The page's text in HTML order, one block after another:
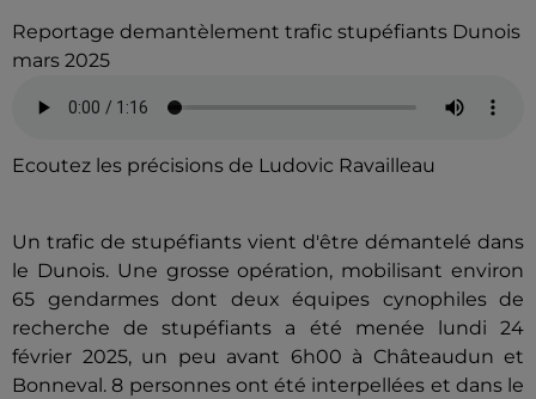
Reportage demantèlement trafic stupéfiants Dunois
mars 2025
Ecoutez les précisions de Ludovic Ravailleau
Un trafic de stupéfiants vient d'être démantelé dans
le Dunois. Une grosse opération, mobilisant environ
65 gendarmes dont deux équipes cynophiles de
recherche de stupéfiants a été menée lundi 24
février 2025, un peu avant 6h00 à Châteaudun et
Bonneval. 8 personnes ont été interpellées et dansle